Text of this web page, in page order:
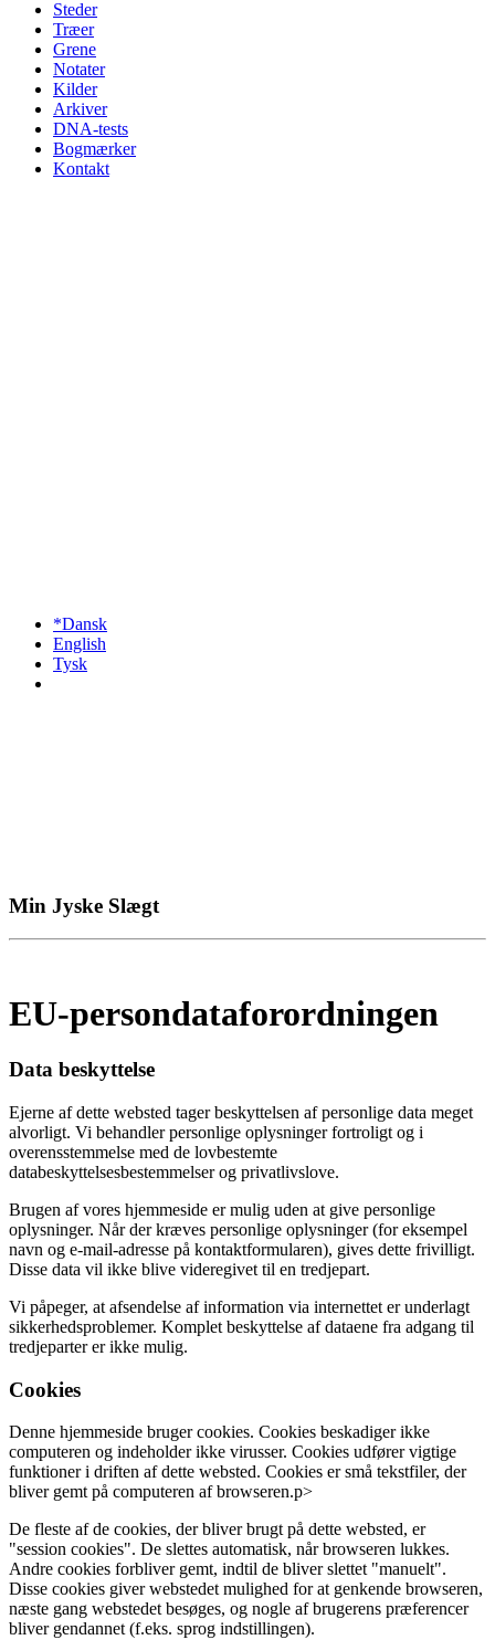
Steder
Træer
Grene
Notater
Kilder
Arkiver
DNA-tests
Bogmærker
Kontakt
*Dansk
English
Tysk
Min Jyske Slægt
EU-persondataforordningen
Data beskyttelse
Ejerne af dette websted tager beskyttelsen af personlige data meget
alvorligt. Vi behandler personlige oplysninger fortroligt og i
overensstemmelse med de lovbestemte
databeskyttelsesbestemmelser og privatlivslove.
Brugen af vores hjemmeside er mulig uden at give personlige
oplysninger. Når der kræves personlige oplysninger (for eksempel
navn og e-mail-adresse på kontaktformularen), gives dette frivilligt.
Disse data vil ikke blive videregivet til en tredjepart.
Vi påpeger, at afsendelse af information via internettet er underlagt
sikkerhedsproblemer. Komplet beskyttelse af dataene fra adgang til
tredjeparter er ikke mulig.
Cookies
Denne hjemmeside bruger cookies. Cookies beskadiger ikke
computeren og indeholder ikke virusser. Cookies udfører vigtige
funktioner i driften af dette websted. Cookies er små tekstfiler, der
bliver gemt på computeren af browseren.p>
De fleste af de cookies, der bliver brugt på dette websted, er
"session cookies". De slettes automatisk, når browseren lukkes.
Andre cookies forbliver gemt, indtil de bliver slettet "manuelt".
Disse cookies giver webstedet mulighed for at genkende browseren,
næste gang webstedet besøges, og nogle af brugerens præferencer
bliver gendannet (f.eks. sprog indstillingen).